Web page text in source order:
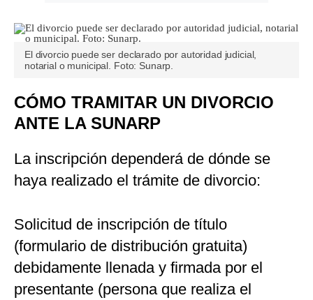
El divorcio puede ser declarado por autoridad judicial,
notarial o municipal. Foto: Sunarp.
CÓMO TRAMITAR UN DIVORCIO
ANTE LA SUNARP
La inscripción dependerá de dónde se
haya realizado el trámite de divorcio:
Solicitud de inscripción de título
(formulario de distribución gratuita)
debidamente llenada y firmada por el
presentante (persona que realiza el